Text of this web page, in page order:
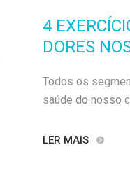
4
DORES
Todos os
saúde do nosso
LER MAIS